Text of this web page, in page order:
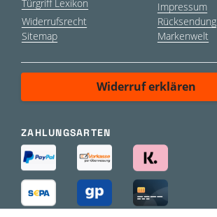
Türgriff Lexikon
Widerrufsrecht
Sitemap
Impressum
Rücksendung
Markenwelt
Widerruf erklären
ZAHLUNGSARTEN